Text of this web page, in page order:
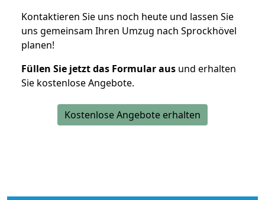
Kontaktieren Sie uns noch heute und lassen Sie
uns gemeinsam Ihren Umzug nach Sprockhövel
planen!
Füllen Sie jetzt das Formular aus und erhalten
Sie kostenlose Angebote.
Kostenlose Angebote erhalten